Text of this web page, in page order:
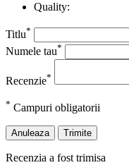
Quality:
Titlu*
Numele tau*
Recenzie*
* Campuri obligatorii
Anuleaza Trimite
Recenzia a fost trimisa